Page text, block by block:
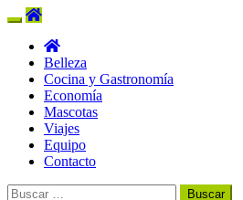
Belleza
Cocina y Gastronomía
Economía
Mascotas
Viajes
Equipo
Contacto
Buscar: